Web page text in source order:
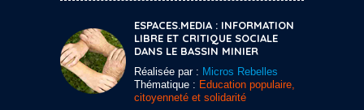
ESPACES.MEDIA : INFORMATION
LIBRE ET CRITIQUE SOCIALE
DANS LE BASSIN MINIER
Réalisée par : Micros Rebelles
Thématique : Education populaire,
citoyenneté et solidarité